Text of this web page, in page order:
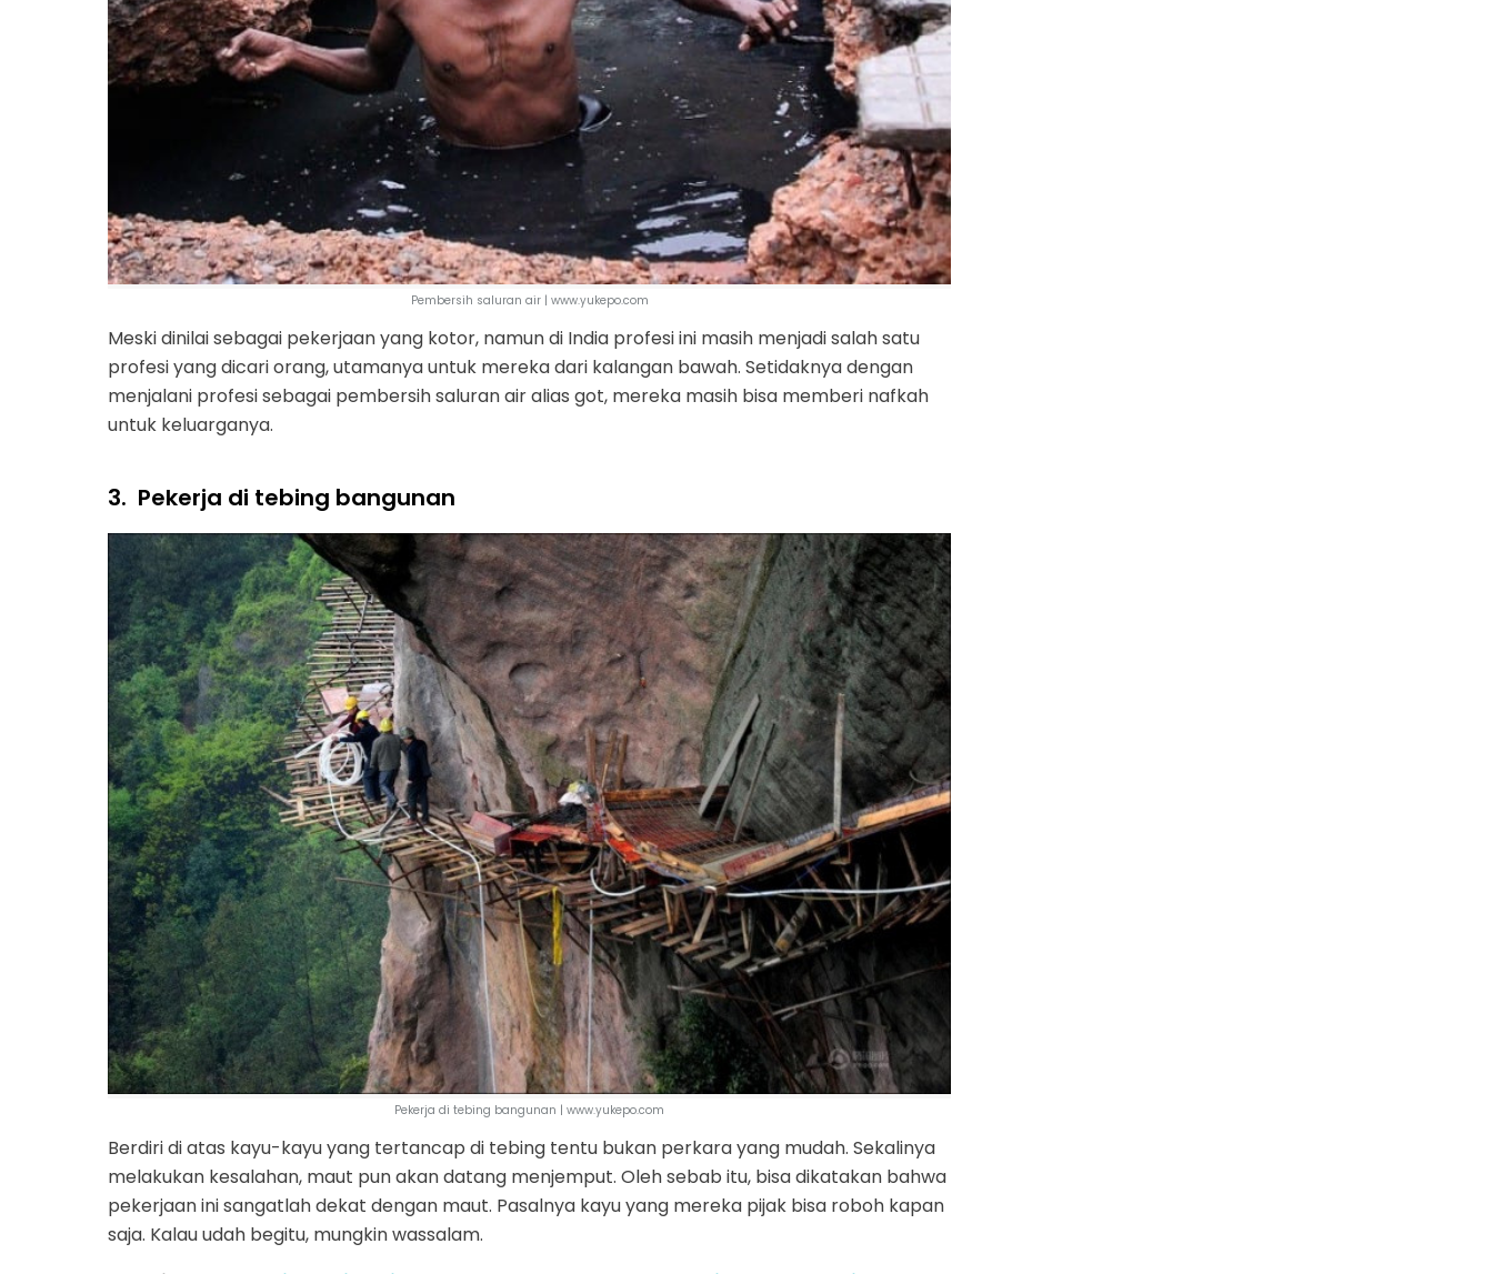
Pembersih saluran air | www.yukepo.com
Meski dinilai sebagai pekerjaan yang kotor, namun di India profesi ini masih menjadi salah satu
profesi yang dicari orang, utamanya untuk mereka dari kalangan bawah. Setidaknya dengan
menjalani profesi sebagai pembersih saluran air alias got, mereka masih bisa memberi nafkah
untuk keluarganya.
3. Pekerja di tebing bangunan
Pekerja di tebing bangunan | www.yukepo.com
Berdiri di atas kayu-kayu yang tertancap di tebing tentu bukan perkara yang mudah. Sekalinya
melakukan kesalahan, maut pun akan datang menjemput. Oleh sebab itu, bisa dikatakan bahwa
pekerjaan ini sangatlah dekat dengan maut. Pasalnya kayu yang mereka pijak bisa roboh kapan
saja. Kalau udah begitu, mungkin wassalam.